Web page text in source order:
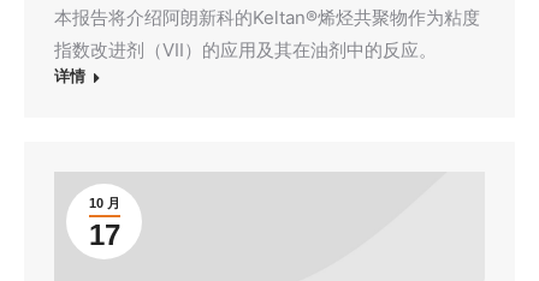
本报告将介绍阿朗新科的Keltan®烯烃共聚物作为粘度
指数改进剂（VII）的应用及其在油剂中的反应。
详情
10 月
17